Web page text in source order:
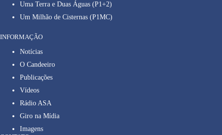
Uma Terra e Duas Águas (P1+2)
Um Milhão de Cisternas (P1MC)
INFORMAÇÃO
Notícias
O Candeeiro
Publicações
Vídeos
Rádio ASA
Giro na Mídia
Imagens